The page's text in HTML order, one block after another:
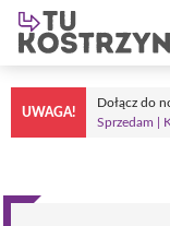
Przejdź
treści
UWAGA!
Dołącz do
Sprzedam |